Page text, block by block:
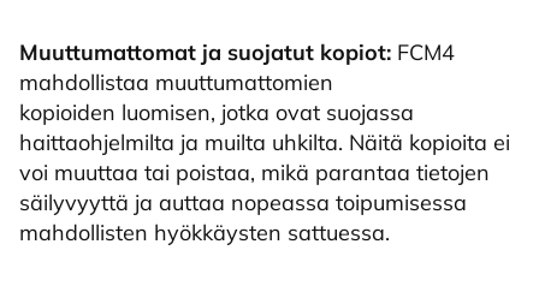
Muuttumattomat ja suojatut kopiot: FCM4
mahdollistaa muuttumattomien
kopioiden luomisen, jotka ovat suojassa
haittaohjelmilta ja muilta uhkilta. Näitä kopioita ei
voi muuttaa tai poistaa, mikä parantaa tietojen
säilyvyyttä ja auttaa nopeassa toipumisessa
mahdollisten hyökkäysten sattuessa.